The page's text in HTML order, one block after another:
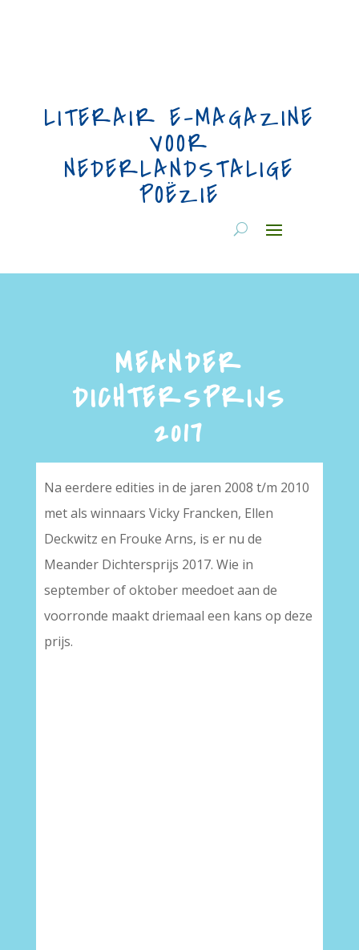
LITERAIR E-MAGAZINE
VOOR
NEDERLANDSTALIGE
POËZIE
MEANDER
DICHTERSPRIJS
2017
Na eerdere edities in de jaren 2008 t/m 2010
met als winnaars Vicky Francken, Ellen
Deckwitz en Frouke Arns, is er nu de
Meander Dichtersprijs 2017. Wie in
september of oktober meedoet aan de
voorronde maakt driemaal een kans op deze
prijs.